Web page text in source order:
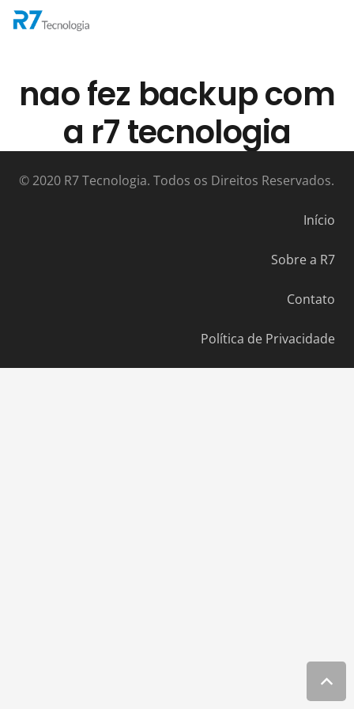
nao fez backup com
a r7 tecnologia
© 2020 R7 Tecnologia. Todos os Direitos Reservados.
Início
Sobre a R7
Contato
Política de Privacidade